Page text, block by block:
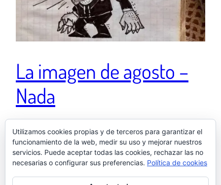
La imagen de agosto –
Nada
– ¿Todo bien Samu? – Bien – ¿Qué dibujas? – Nada
Una publicación compartida de El otro Samu
(@elotrosamu) el 24 Ago, 2018 a las 1:44 PDT
1 septiembre, 2018
Utilizamos cookies propias y de terceros para garantizar el
funcionamiento de la web, medir su uso y mejorar nuestros
servicios. Puede aceptar todas las cookies, rechazar las no
necesarias o configurar sus preferencias. Política de cookies